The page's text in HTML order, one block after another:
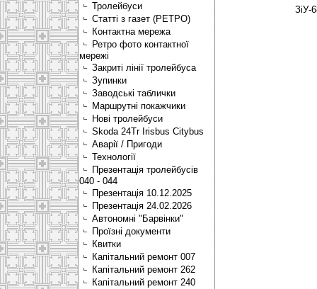
Тролейбуси
Статті з газет (РЕТРО)
Контактна мережа
Ретро фото контактної
мережі
Закриті лінії тролейбуса
Зупинки
Заводські таблички
Маршрутні покажчики
Нові тролейбуси
Skoda 24Tr Irisbus Citybus
Аварії / Пригоди
Технології
Презентація тролейбусів
040 - 044
Презентація 10.12.2025
Презентація 24.02.2026
Автономні "Барвінки"
Проїзні документи
Квитки
Капітальний ремонт 007
Капітальний ремонт 262
Капітальний ремонт 240
ЗіУ-